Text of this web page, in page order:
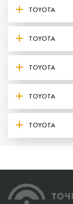
TOYOTA
TOYOTA
TOYOTA
TOYOTA
TOYOTA